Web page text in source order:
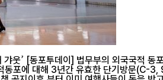
조업 등 근무가족
문(C-3, 90일) 복수사증으로 확대 시행 됐다. 따라서 그동안